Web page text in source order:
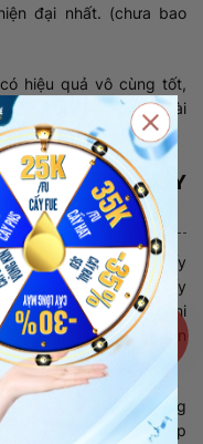
đại nhất. (chưa bao
hiệu quả vô cùng tốt,
1 lần là có thể kéo dài
MÀY AN TOÀN, UY
thì việc lựa chọn cấy
trọng. Một địa chỉ cấy
chế các biến chứng khi
mày mọc đều, tự nhiên
cấy lông mày nhưng
tóc Quốc tế
. Thành lập